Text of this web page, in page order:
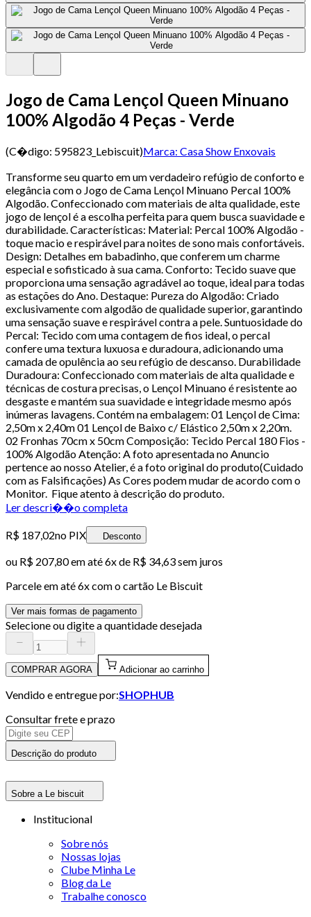
Jogo de Cama Lençol Queen Minuano
100% Algodão 4 Peças - Verde
(C�digo: 595823_Lebiscuit)Marca: Casa Show Enxovais
Transforme seu quarto em um verdadeiro refúgio de conforto e
elegância com o Jogo de Cama Lençol Minuano Percal 100%
Algodão. Confeccionado com materiais de alta qualidade, este
jogo de lençol é a escolha perfeita para quem busca suavidade e
durabilidade. Características: Material: Percal 100% Algodão -
toque macio e respirável para noites de sono mais confortáveis.
Design: Detalhes em babadinho, que conferem um charme
especial e sofisticado à sua cama. Conforto: Tecido suave que
proporciona uma sensação agradável ao toque, ideal para todas
as estações do Ano. Destaque: Pureza do Algodão: Criado
exclusivamente com algodão de qualidade superior, garantindo
uma sensação suave e respirável contra a pele. Suntuosidade do
Percal: Tecido com uma contagem de fios ideal, o percal
confere uma textura luxuosa e duradoura, adicionando uma
camada de opulência ao seu refúgio de descanso. Durabilidade
Duradoura: Confeccionado com materiais de alta qualidade e
técnicas de costura precisas, o Lençol Minuano é resistente ao
desgaste e mantém sua suavidade e integridade mesmo após
inúmeras lavagens. Contém na embalagem: 01 Lençol de Cima:
2,50m x 2,40m 01 Lençol de Baixo c/ Elástico 2,50m x 2,20m.
02 Fronhas 70cm x 50cm Composição: Tecido Percal 180 Fios -
100% Algodão Atenção: A foto apresentada no Anuncio
pertence ao nosso Atelier, é a foto original do produto(Cuidado
com as Falsificações) As Cores podem mudar de acordo com o
Monitor. Fique atento à descrição do produto.
Ler descri��o completa
R$ 187,02no PIX Desconto
ou R$ 207,80em até6x de R$ 34,63 sem juros
Parcele em até6x com o cartão Le Biscuit
Ver mais formas de pagamento
Selecione ou digite a quantidade desejada
COMPRAR AGORA Adicionar ao carrinho
Vendido e entregue por:SHOPHUB
Consultar frete e prazo
Descrição do produto
Sobre a Le biscuit
Institucional
Sobre nós
Nossas lojas
Clube Minha Le
Blog da Le
Trabalhe conosco